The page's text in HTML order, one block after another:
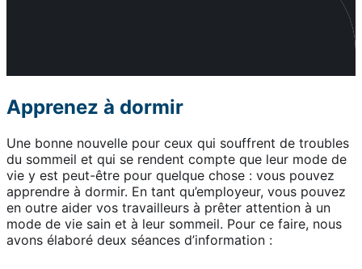
Apprenez à dormir
Une bonne nouvelle pour ceux qui souffrent de troubles
du sommeil et qui se rendent compte que leur mode de
vie y est peut-être pour quelque chose : vous pouvez
apprendre à dormir. En tant qu’employeur, vous pouvez
en outre aider vos travailleurs à prêter attention à un
mode de vie sain et à leur sommeil. Pour ce faire, nous
avons élaboré deux séances d’information :